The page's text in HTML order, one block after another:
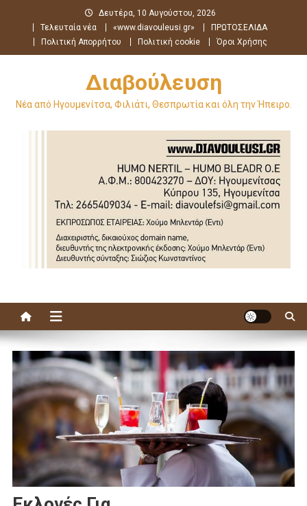
περιεχόμενο
Δευτέρα, 10 Αυγούστου, 2026
Τελευταία νέα
«www.diavouleusi.gr»
ΠΡΩΤΟΣΕΛΙΔΑ
Πολιτική Απορρήτου
Πολιτική cookie Όροι Χρήσης
Διαβούλευση
Νέα από Ηγουμενίτσα, Φιλιάτι, Θεσπρωτία και όλη την Ήπειρο.